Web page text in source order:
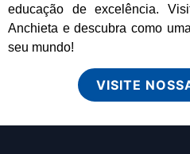
educação de excelência.
Anchieta e descubra como
seu mundo!
VISITE